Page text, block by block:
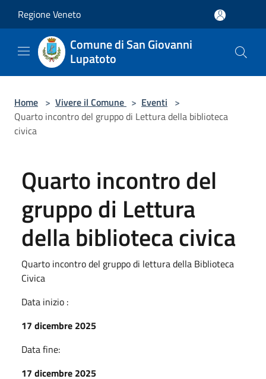
Regione Veneto
Comune di San Giovanni
Lupatoto
Home > Vivere il Comune > Eventi >
Quarto incontro del gruppo di Lettura della biblioteca
civica
Quarto incontro del
gruppo di Lettura
della biblioteca civica
Quarto incontro del gruppo di lettura della Biblioteca
Civica
Data inizio :
17 dicembre 2025
Data fine:
17 dicembre 2025